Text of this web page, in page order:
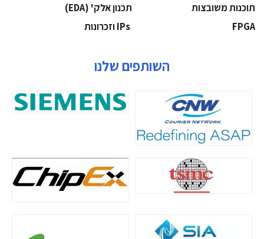
‫תוכנות משובצות‬
‫תכנון אלק' (‪(EDA‬‬
‫‪FPGA‬‬
השותפים שלנו